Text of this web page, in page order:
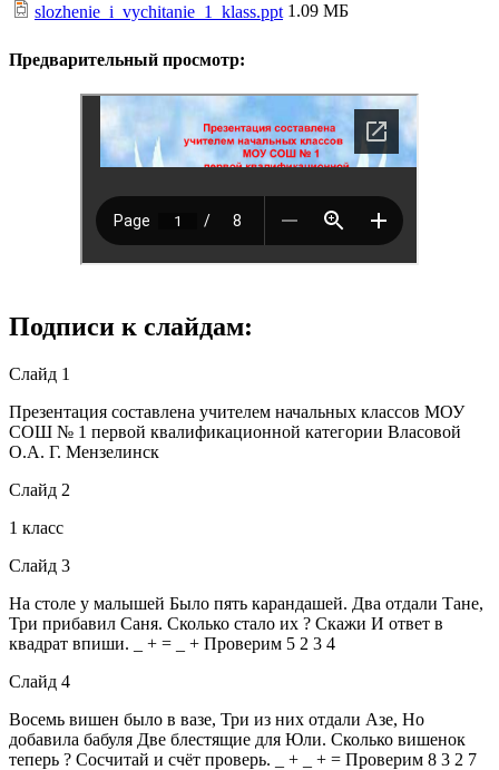
slozhenie_i_vychitanie_1_klass.ppt 1.09 МБ
Предварительный просмотр:
Подписи к слайдам:
Слайд 1
Презентация составлена учителем начальных классов МОУ
СОШ № 1 первой квалификационной категории Власовой
О.А. Г. Мензелинск
Слайд 2
1 класс
Слайд 3
На столе у малышей Было пять карандашей. Два отдали Тане,
Три прибавил Саня. Сколько стало их ? Скажи И ответ в
квадрат впиши. _ + = _ + Проверим 5 2 3 4
Слайд 4
Восемь вишен было в вазе, Три из них отдали Азе, Но
добавила бабуля Две блестящие для Юли. Сколько вишенок
теперь ? Сосчитай и счёт проверь. _ + _ + = Проверим 8 3 2 7